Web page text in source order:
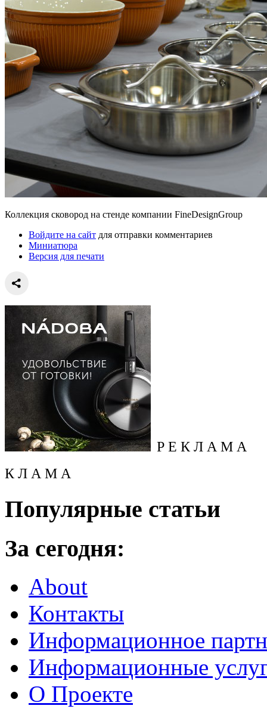
Коллекция сковород на стенде компании FineDesignGroup
Войдите на сайт для отправки комментариев
Миниатюра
Версия для печати
Р Е К Л А М А
К Л А М А
Популярные статьи
За сегодня:
About
Контакты
Информационное
Информационные
О Проекте